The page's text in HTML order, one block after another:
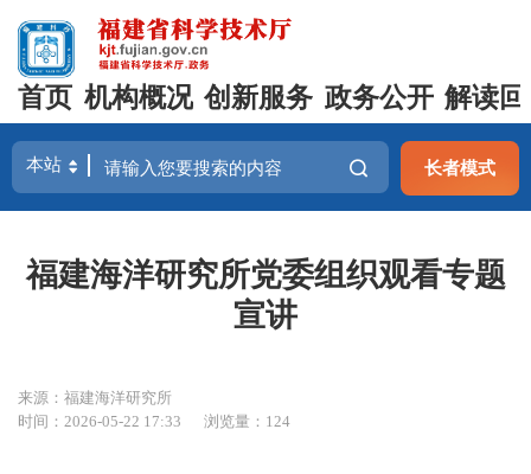
首页 机构概况 创新服务 政务公开 解读
长者模式
福建海洋研究所党委组织观看专题
宣讲
来源：福建海洋研究所
时间：2026-05-22 17:33
浏览量：124